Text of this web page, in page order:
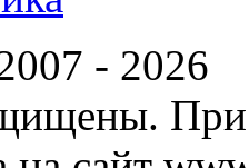
- 2026
При